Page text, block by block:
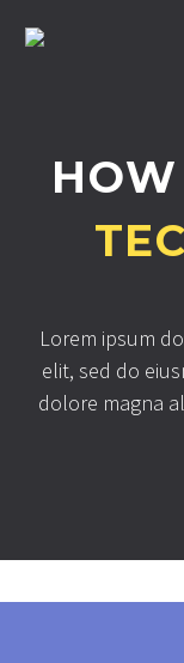
Lorem ipsum
elit, sed do
dolore magna